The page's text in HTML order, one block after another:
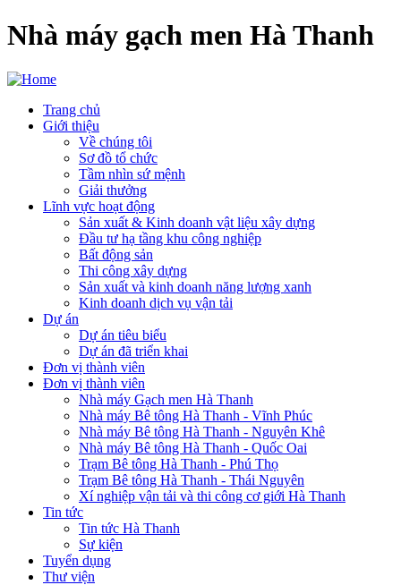
Nhà máy gạch men Hà Thanh
Main
Trang chủ
Giới thiệu
Về chúng tôi
Sơ đồ tổ chức
Tầm nhìn sứ mệnh
Giải thưởng
Lĩnh vực hoạt động
Sản xuất & Kinh doanh vật liệu xây dựng
Đầu tư hạ tầng khu công nghiệp
Bất động sản
Thi công xây dựng
Sản xuất và kinh doanh năng lượng xanh
Kinh doanh dịch vụ vận tải
Dự án
Dự án tiêu biểu
Dự án đã triển khai
Đơn vị thành viên
Đơn vị thành viên
Nhà máy Gạch men Hà Thanh
Nhà máy Bê tông Hà Thanh - Vĩnh Phúc
Nhà máy Bê tông Hà Thanh - Nguyên Khê
Nhà máy Bê tông Hà Thanh - Quốc Oai
Trạm Bê tông Hà Thanh - Phú Thọ
Trạm Bê tông Hà Thanh - Thái Nguyên
Xí nghiệp vận tải và thi công cơ giới Hà Thanh
Tin tức
Tin tức Hà Thanh
Sự kiện
Tuyển dụng
Thư viện